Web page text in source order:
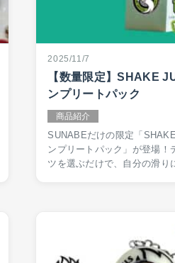
2025/11/7
【数量限定】SHAKE
ンプリートパック
商品紹介
SUNABEだけの限定「
ンプリートパック」が登場！
ツを選ぶだけで、自分の滑り